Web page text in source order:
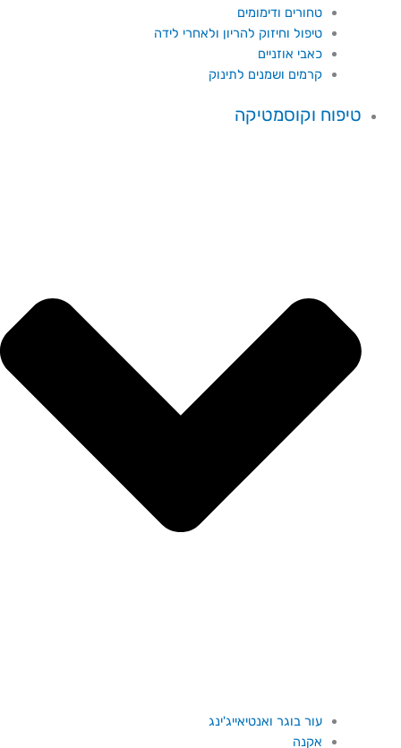
טחורים ודימומים
טיפול וחיזוק להריון ולאחרי לידה
כאבי אוזניים
קרמים ושמנים לתינוק
טיפוח וקוסמטיקה
עור בוגר ואנטיאייג'ינג
אקנה